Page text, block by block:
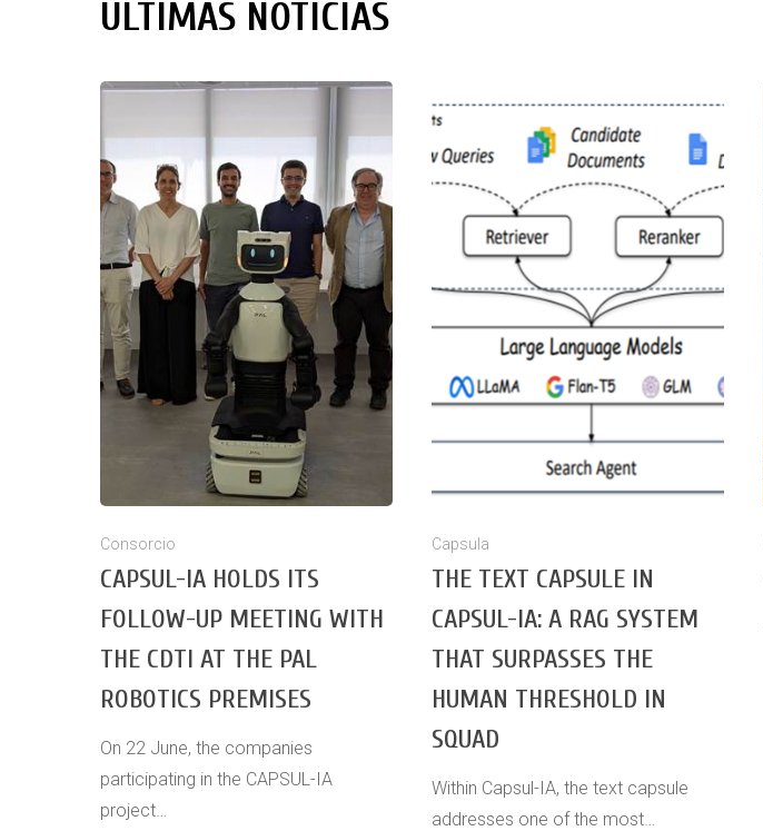
ÚLTIMAS NOTICIAS
Consorcio
CAPSUL-IA HOLDS ITS
FOLLOW-UP MEETING WITH
THE CDTI AT THE PAL
ROBOTICS PREMISES
On 22 June, the companies
participating in the CAPSUL-IA
project…
Capsula
THE TEXT CAPSULE IN
CAPSUL-IA: A RAG SYSTEM
THAT SURPASSES THE
HUMAN THRESHOLD IN
SQUAD
Within Capsul-IA, the text capsule
addresses one of the most…